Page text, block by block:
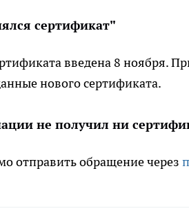
сертификат"
введена 8 ноября.
нового сертификата.
не получил ни
отправить обращение через